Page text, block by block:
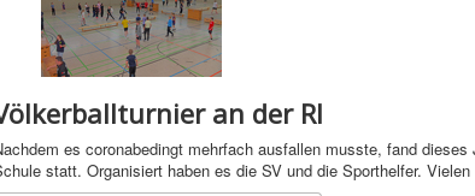
an der RI
es coronabedingt mehrfach ausfallen musste, fand
statt. Organisiert haben es die SV und die Sporthelfer.